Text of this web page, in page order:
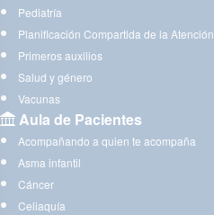
Pediatría
Planificación Compartida de la Atención
Primeros auxilios
Salud y género
Vacunas
Aula de Pacientes
Acompañando a quien te acompaña
Asma infantil
Cáncer
Celiaquía